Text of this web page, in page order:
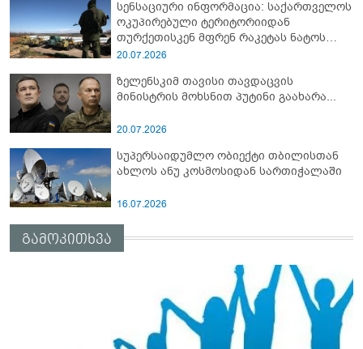
სენსაციური ინფორმაცია: საქართველოს
ოკუპირებული ტერიტორიიდან
თურქეთისკენ მფრენ რაკეტას ნატოს
სამიტი კინაღამ ჩაუშლია
20.07.2026
ზელენსკიმ თავისი თავდაცვის
მინისტრის მოხსნით პუტინი გაახარა...
20.07.2026
სუპერსაიდუმლო ობიექტი თბილისთან
ახლოს ანუ კოსმოსიდან სართიჭალაში
16.07.2026
გამოკითხვა